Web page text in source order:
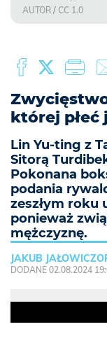
AUTOR / CC 1.0
której
Lin Yu-ting z
Sitorą
Pokonana
podania
zeszłym roku
ponieważ
mężczyznę.
JAKUB
DODANE 02.08.2024